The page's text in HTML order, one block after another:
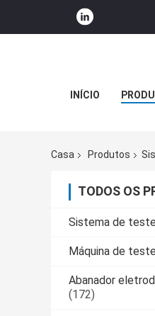
INÍCIO
Casa Produtos
TODOS OS
Sistema de
Máquina de
Abanador
(172)